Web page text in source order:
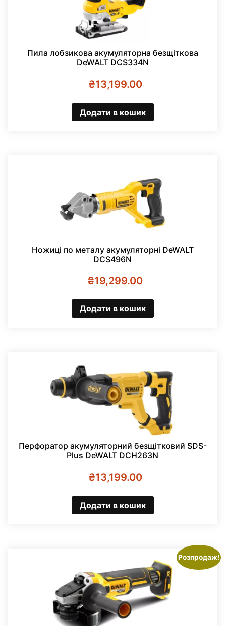
Пила лобзикова акумуляторна безщіткова
DeWALT DCS334N
₴13,199.00
Додати в кошик
Ножиці по металу акумуляторні DeWALT
DCS496N
₴19,299.00
Додати в кошик
Перфоратор акумуляторний безщітковий SDS-
Plus DeWALT DCH263N
₴13,199.00
Додати в кошик
Розпродаж!